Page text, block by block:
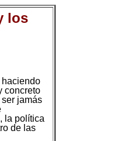
los
haciendo
concreto
jamás
la política
de las